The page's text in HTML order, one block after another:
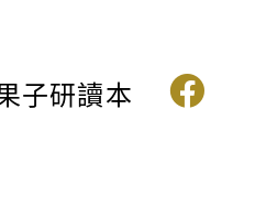
子研讀本